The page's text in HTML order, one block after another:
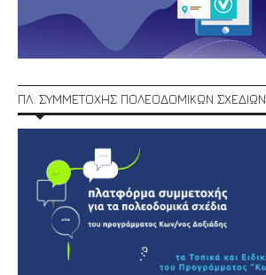
ΠΛ. ΣΥΜΜΕΤΟΧΗΣ ΠΟΛΕΟΔΟΜΙΚΩΝ ΣΧΕΔΙΩΝ